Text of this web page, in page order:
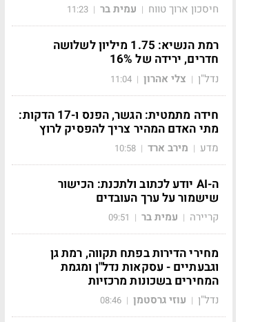
חיסכון ארוך טווח | עמית בר |
11:23
רמת הנשיא: 1.75 מיליון לשלושה
חדרים, ירידה של 16%
נדל"ן | צלי אהרון |
11:04
חידה מתמטית: הגשר, הפנס ו-17 הדקות:
מתי האדם המהיר צריך להפסיק לרוץ
מדע | מירב ארד |
10:58
ה-AI יודע לכתוב ולתכנת: הכישור
שישמור על ערך העובדים
קריירה | עמית בר |
09:51
מחירי הדירות בפתח תקווה, רמת גן
וגבעתיים - עסקאות נדל"ן ומגמת
המחירים בשכונות מרכזיות
נדל"ן | עוזי גרסטמן |
08:46